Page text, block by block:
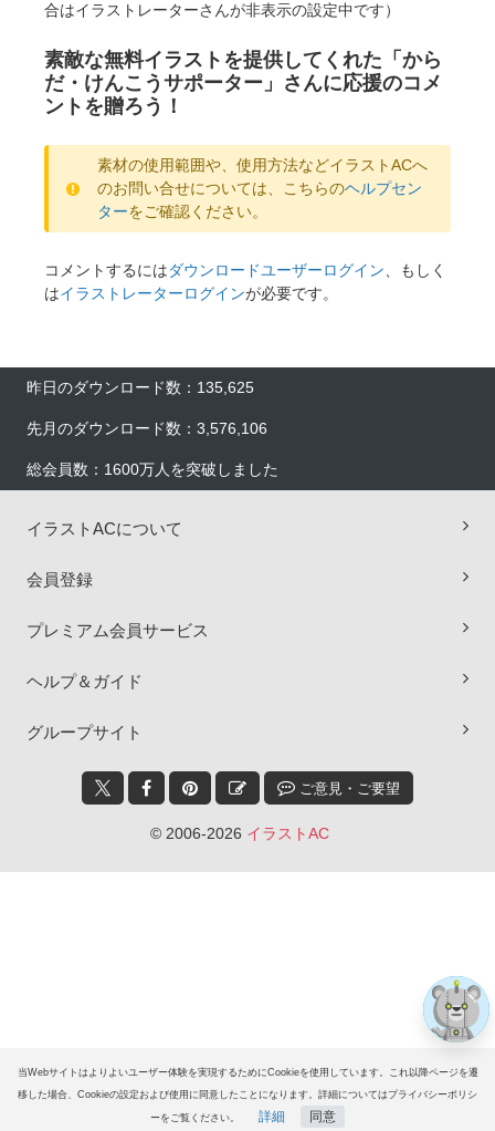
当Webサイトはよりよいユーザー体験を実現するためにCookieを使用しています。これ以降ページを遷
移した場合、Cookieの設定および使用に同意したことになります。詳細についてはプライバシーポリシ
ーをご覧ください。 詳細 同意
合はイラストレーターさんが非表示の設定中です）
素敵な無料イラストを提供してくれた「から
だ・けんこうサポーター」さんに応援のコメ
ントを贈ろう！
素材の使用範囲や、使用方法などイラストACへ
のお問い合せについては、こちらのヘルプセン
ターをご確認ください。
コメントするにはダウンロードユーザーログイン、もしく
はイラストレーターログインが必要です。
昨日のダウンロード数：135,625
先月のダウンロード数：3,576,106
総会員数：1600万人を突破しました
イラストACについて
会員登録
プレミアム会員サービス
ヘルプ＆ガイド
グループサイト
ご意見・ご要望
© 2006-2026 イラストAC